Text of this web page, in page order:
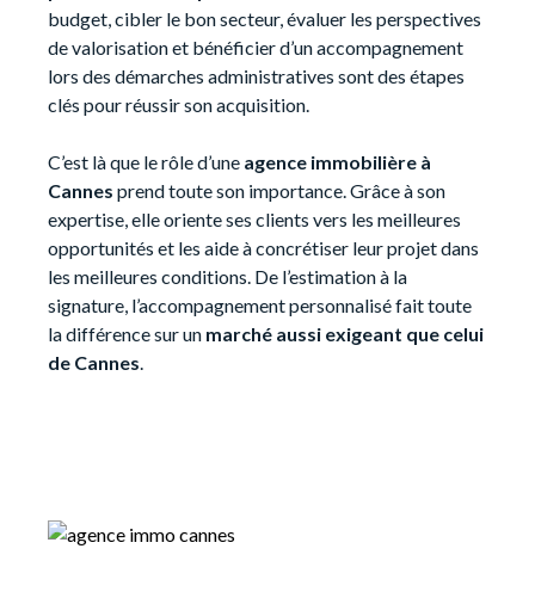
budget, cibler le bon secteur, évaluer les perspectives
de valorisation et bénéficier d’un accompagnement
lors des démarches administratives sont des étapes
clés pour réussir son acquisition.
C’est là que le rôle d’une agence immobilière à
Cannes prend toute son importance. Grâce à son
expertise, elle oriente ses clients vers les meilleures
opportunités et les aide à concrétiser leur projet dans
les meilleures conditions. De l’estimation à la
signature, l’accompagnement personnalisé fait toute
la différence sur un marché aussi exigeant que celui
de Cannes.